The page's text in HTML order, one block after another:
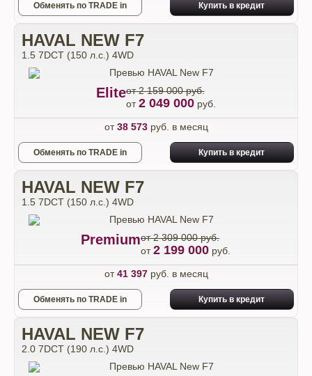
Обменять по TRADE in Купить в кредит
HAVAL NEW F7
1.5 7DCT (150 л.с.) 4WD
Eliteот 2 159 000 руб.
от2 049 000руб.
от38 573руб. в месяц
Обменять по TRADE in Купить в кредит
HAVAL NEW F7
1.5 7DCT (150 л.с.) 4WD
Premiumот 2 309 000 руб.
от2 199 000 руб.
от41 397руб. в месяц
Обменять по TRADE in Купить в кредит
HAVAL NEW F7
2.0 7DCT (190 л.с.) 4WD